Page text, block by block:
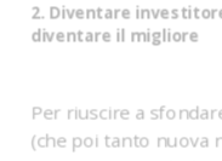
2. Diventare
diventare il migliore
Per riuscire a
(che poi tanto nuova